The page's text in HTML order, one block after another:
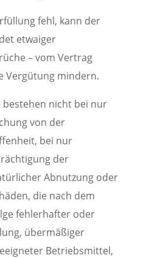
fehl, kann der
etwaiger
– vom Vertrag
Vergütung mindern.
bestehen nicht bei nur
von der
bei nur
der
Abnutzung oder
die nach dem
fehlerhafter oder
übermäßiger
Betriebsmittel,